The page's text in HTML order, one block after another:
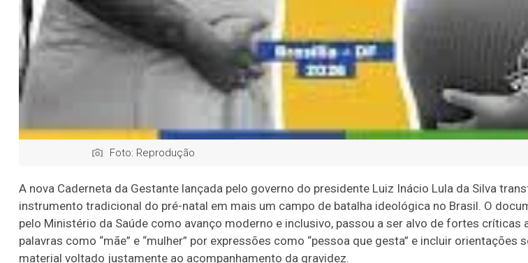
Foto: Reprodução
A nova Caderneta da Gestante lançada pelo governo do presidente Luiz Inácio Lula da Silva
instrumento tradicional do pré-natal em mais um campo de batalha ideológica no Brasil. O
pelo Ministério da Saúde como avanço moderno e inclusivo, passou a ser alvo de fortes críticas
palavras como “mãe” e “mulher” por expressões como “pessoa que gesta” e incluir orientações
material voltado justamente ao acompanhamento da gravidez.